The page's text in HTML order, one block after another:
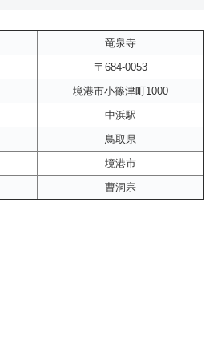
竜泉寺
〒684-0053
境港市小篠津町1000
中浜駅
鳥取県
境港市
曹洞宗